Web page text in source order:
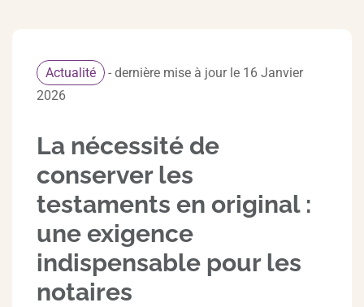
Actualité
- dernière mise à jour le 16 Janvier
2026
La nécessité de
conserver les
testaments en original :
une exigence
indispensable pour les
notaires